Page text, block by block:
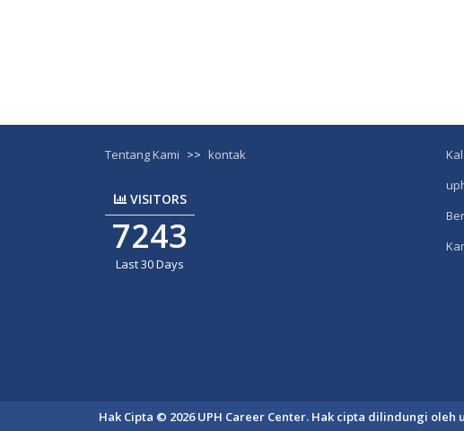
Tentang Kami >> kontak
VISITORS
7243
Last 30 Days
Hak Cipta © 2026 UPH Career Center. Hak cipta dilindungi oleh